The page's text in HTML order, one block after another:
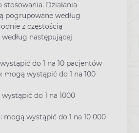
stosowania. Działania
pogrupowane według
z częstością
następującej
do 1 na 10 pacjentów
mogą wystąpić do 1 na 100
do 1 na 1000
mogą wystąpić do 1 na 10 000